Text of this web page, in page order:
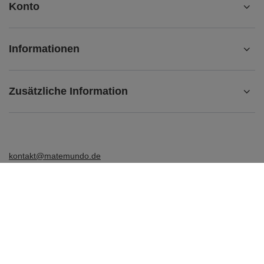
Konto
Informationen
Zusätzliche Information
kontakt@matemundo.de